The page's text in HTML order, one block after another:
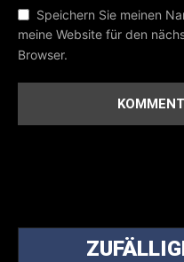
Speichern Sie meinen
meine Website für den
Browser.